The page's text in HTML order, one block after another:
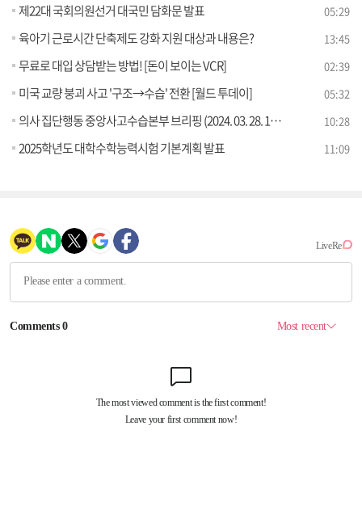
제22대 국회의원선거 대국민 담화문 발표 05:29
육아기 근로시간 단축제도 강화 지원 대상과 내용은? 13:45
무료로 대입 상담받는 방법! [돈이 보이는 VCR] 02:39
미국 교량 붕괴 사고 '구조→수습' 전환 [월드 투데이] 05:32
의사 집단행동 중앙사고수습본부 브리핑 (2024. 03. 28. 11시) 10:28
2025학년도 대학수학능력시험 기본계획 발표 11:09